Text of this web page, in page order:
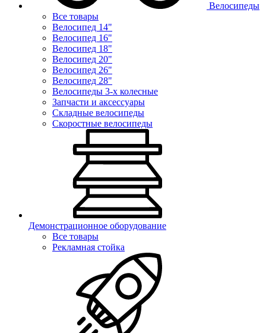
Велосипеды
Все товары
Велосипед 14"
Велосипед 16"
Велосипед 18"
Велосипед 20"
Велосипед 26"
Велосипед 28"
Велосипеды 3-х колесные
Запчасти и аксессуары
Складные велосипеды
Скоростные велосипеды
Демонстрационное оборудование
Все товары
Рекламная стойка